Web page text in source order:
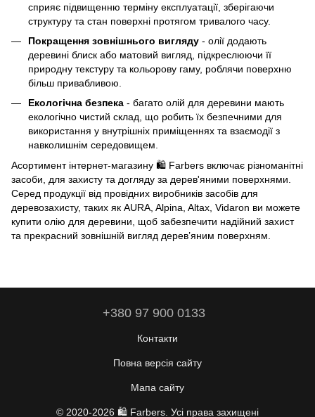
сприяє підвищенню терміну експлуатації, зберігаючи
структуру та стан поверхні протягом тривалого часу.
Покращення зовнішнього вигляду - олії додають
деревині блиск або матовий вигляд, підкреслюючи її
природну текстуру та кольорову гаму, роблячи поверхню
більш привабливою.
Екологічна безпека - багато олій для деревини мають
екологічно чистий склад, що робить їх безпечними для
використання у внутрішніх приміщеннях та взаємодії з
навколишнім середовищем.
Асортимент інтернет-магазину 🛍️ Farbers включає різноманітні
засоби, для захисту та догляду за дерев'яними поверхнями.
Серед продукції від провідних виробників засобів для
деревозахисту, таких як AURA, Alpina, Altax, Vidaron ви можете
купити олію для деревини, щоб забезпечити надійний захист
та прекрасний зовнішній вигляд дерев’яним поверхням.
+380 97 900 0133
Контакти
Повна версія сайту
Мапа сайту
© 2020-2026 🛍️ Farbers . Усі права захищені